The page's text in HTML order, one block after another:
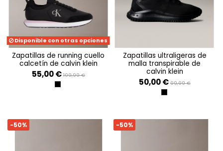
Disponible con otras opciones
zapatillas de running cuello
calcetín de calvin klein
55,00 € 109,99 €
BLACK/CHATEAU/FRAGRANT LILAC
zapatillas ultraligeras de
malla transpirable de
calvin klein
50,00 € 99,99 €
TRIPLE BLACK
-50% -50%